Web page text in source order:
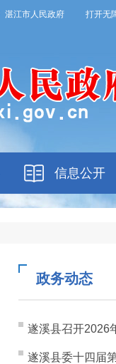
湛江市人民政府 打开无
信息公开
政务动态
遂溪县召开2026
遂溪县委十四届